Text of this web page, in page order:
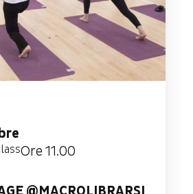
Ore 11.00